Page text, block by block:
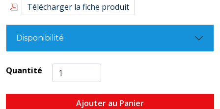
Télécharger la fiche produit
Disponibilité
Quantité
Ajouter au Panier